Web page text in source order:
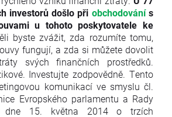
investorů došlo při obchodovánís
u tohoto poskytovatele ke
byste zvážit, zda rozumíte tomu,
fungují, a zda si můžete dovolit
svých finančních prostředků.
Investujte zodpovědně. Tento
komunikací ve smyslu čl.
Evropského parlamentu a Rady
dne 15. května 2014 o trzích